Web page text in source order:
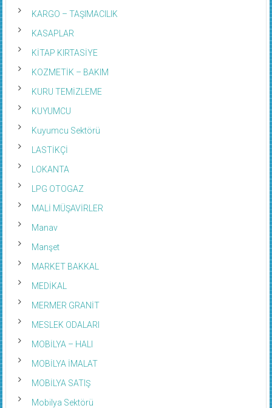
KARGO – TAŞIMACILIK
KASAPLAR
KİTAP KIRTASİYE
KOZMETİK – BAKIM
KURU TEMİZLEME
KUYUMCU
Kuyumcu Sektörü
LASTİKÇİ
LOKANTA
LPG OTOGAZ
MALİ MÜŞAVİRLER
Manav
Manşet
MARKET BAKKAL
MEDİKAL
MERMER GRANİT
MESLEK ODALARI
MOBİLYA – HALI
MOBİLYA İMALAT
MOBİLYA SATIŞ
Mobilya Sektörü